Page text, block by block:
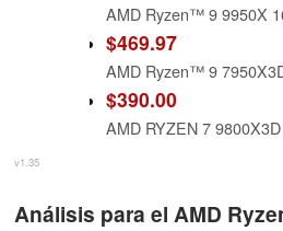
$469.97
$390.00
v1.35
Análisis para el AMD